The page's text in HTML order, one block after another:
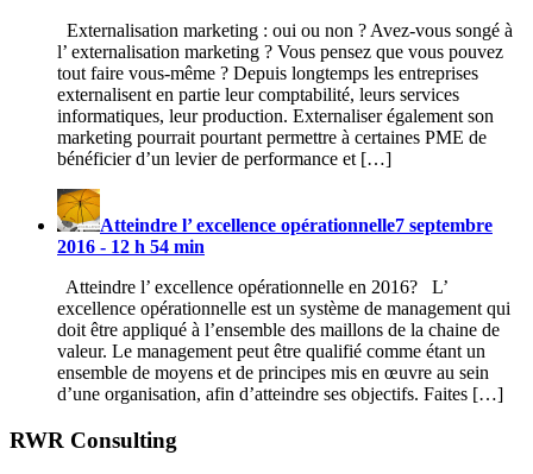
Externalisation marketing : oui ou non ? Avez-vous songé à
l’ externalisation marketing ? Vous pensez que vous pouvez
tout faire vous-même ? Depuis longtemps les entreprises
externalisent en partie leur comptabilité, leurs services
informatiques, leur production. Externaliser également son
marketing pourrait pourtant permettre à certaines PME de
bénéficier d’un levier de performance et […]
Atteindre l’ excellence opérationnelle7 septembre
2016 - 12 h 54 min
Atteindre l’ excellence opérationnelle en 2016? L’
excellence opérationnelle est un système de management qui
doit être appliqué à l’ensemble des maillons de la chaine de
valeur. Le management peut être qualifié comme étant un
ensemble de moyens et de principes mis en œuvre au sein
d’une organisation, afin d’atteindre ses objectifs. Faites […]
RWR Consulting